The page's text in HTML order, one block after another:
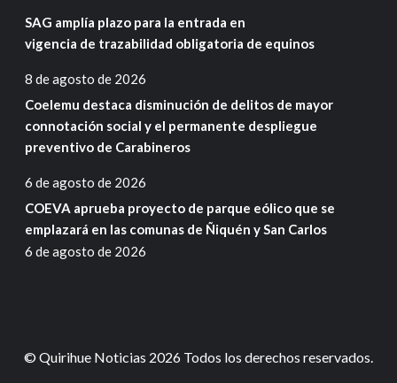
SAG amplía plazo para la entrada en
vigencia de trazabilidad obligatoria de equinos
8 de agosto de 2026
Coelemu destaca disminución de delitos de mayor
connotación social y el permanente despliegue
preventivo de Carabineros
6 de agosto de 2026
COEVA aprueba proyecto de parque eólico que se
emplazará en las comunas de Ñiquén y San Carlos
6 de agosto de 2026